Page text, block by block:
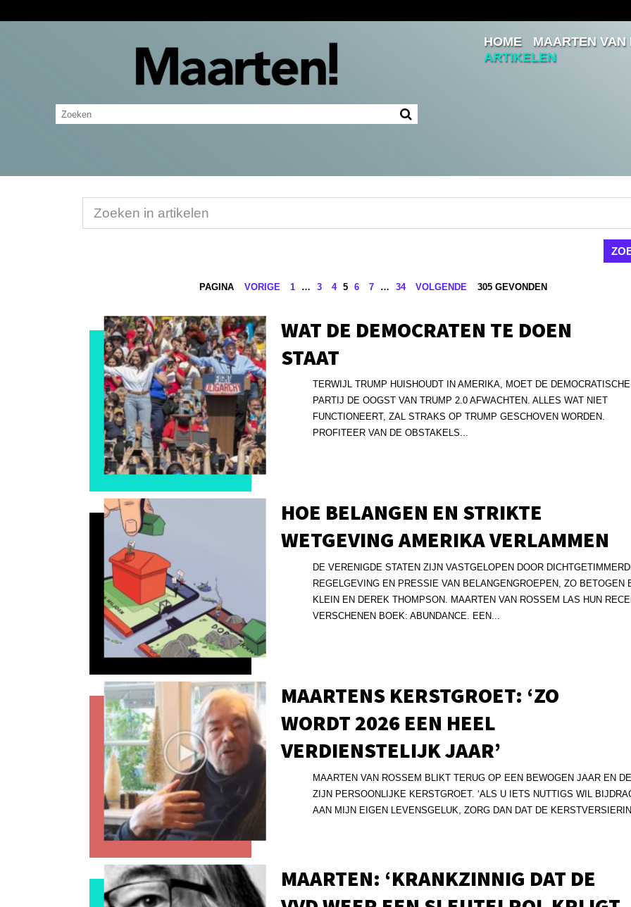
INLOGGENHOME MAARTEN VAN
ARTIKELEN
PAGINA VORIGE 1 … 3 4 5 6 7 … 34 VOLGENDE 305 GEVONDEN
WAT DE DEMOCRATEN TE DOEN
STAAT
TERWIJL TRUMP HUISHOUDT IN AMERIKA, MOET DE DEMOCRATISCHE
PARTIJ DE OOGST VAN TRUMP 2.0 AFWACHTEN. ALLES WAT NIET
FUNCTIONEERT, ZAL STRAKS OP TRUMP GESCHOVEN WORDEN.
PROFITEER VAN DE OBSTAKELS...
HOE BELANGEN EN STRIKTE
WETGEVING AMERIKA VERLAMMEN
DE VERENIGDE STATEN ZIJN VASTGELOPEN DOOR
REGELGEVING EN PRESSIE VAN BELANGENGROEPEN, ZO BETOGEN
KLEIN EN DEREK THOMPSON. MAARTEN VAN ROSSEM LAS HUN
VERSCHENEN BOEK: ABUNDANCE. EEN...
MAARTENS KERSTGROET: ‘ZO
WORDT 2026 EEN HEEL
VERDIENSTELIJK JAAR’
MAARTEN VAN ROSSEM BLIKT TERUG OP EEN BEWOGEN JAAR EN
ZIJN PERSOONLIJKE KERSTGROET. ‘ALS U IETS NUTTIGS WIL
AAN MIJN EIGEN LEVENSGELUK, ZORG DAN DAT DE
MAARTEN: ‘KRANKZINNIG DAT DE